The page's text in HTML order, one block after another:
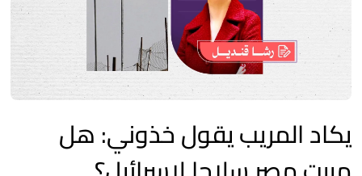
يكاد المريب يقول خذوني: هل